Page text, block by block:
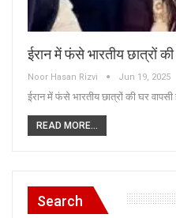
ईरान में फंसे भारतीय छात्रों
Noor Hasan Rizvi Jun 19, 2025
ईरान में फंसे भारतीय छात्रों की घर वापसी
READ MORE...
Search